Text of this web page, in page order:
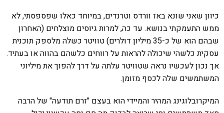
כיוון שאני שונא באז וורדס וטרנדים, במיוחד כאלו שפספסתי, לא
ממש התעמקתי בנושא. עד כה, למרות גיוסים מוצלחים (האחרון
שבהם הוא של כ-35 מיליון דולרים) טוויטר כשלה מלספק תוכנית
עסקית כלשהי שיכולה להראות על רווחים כלשהם בהווה או בעתיד.
אך נכון לעכשיו נראה שטוויטר עלתה על דרך להפוך את מיליוני
המשתמשים שלה לכסף מזומן.
המיקרובלוגינג המהיר והמיידי הוא בעצם "זרם תודעה" של הרבה